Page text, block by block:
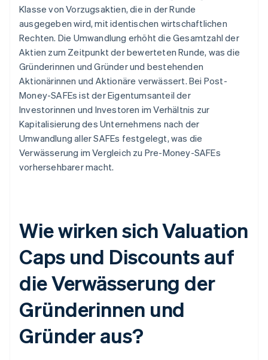
Klasse von Vorzugsaktien, die in der Runde
ausgegeben wird, mit identischen wirtschaftlichen
Rechten. Die Umwandlung erhöht die Gesamtzahl der
Aktien zum Zeitpunkt der bewerteten Runde, was die
Gründerinnen und Gründer und bestehenden
Aktionärinnen und Aktionäre verwässert. Bei Post-
Money-SAFEs ist der Eigentumsanteil der
Investorinnen und Investoren im Verhältnis zur
Kapitalisierung des Unternehmens nach der
Umwandlung aller SAFEs festgelegt, was die
Verwässerung im Vergleich zu Pre-Money-SAFEs
vorhersehbarer macht.
Wie wirken sich Valuation
Caps und Discounts auf
die Verwässerung der
Gründerinnen und
Gründer aus?